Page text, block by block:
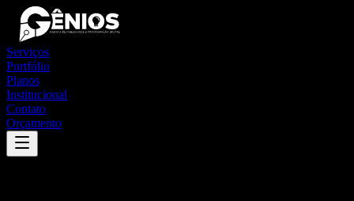
Serviços
Portfólio
Planos
Institucional
Contato
Orçamento